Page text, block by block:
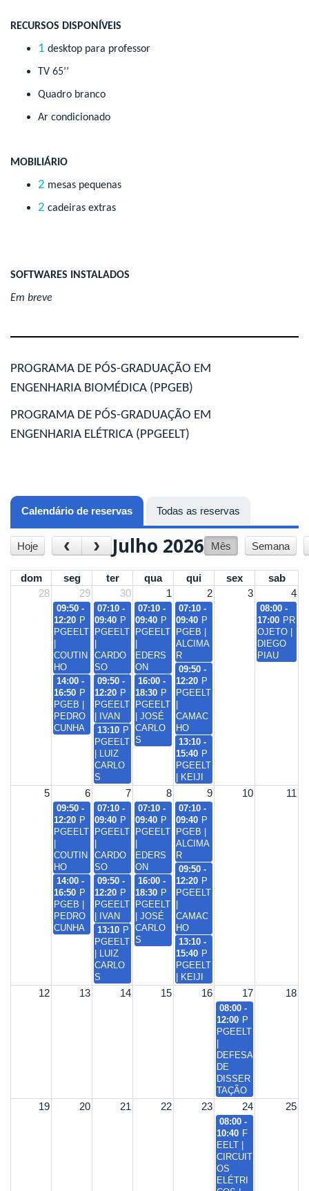
RECURSOS DISPONÍVEIS
1 desktop para professor
TV 65’’
Quadro branco
Ar condicionado
MOBILIÁRIO
2 mesas pequenas
2 cadeiras extras
SOFTWARES INSTALADOS
Em breve
PROGRAMA DE PÓS-GRADUAÇÃO EM
ENGENHARIA BIOMÉDICA (PPGEB)
PROGRAMA DE PÓS-GRADUAÇÃO EM
ENGENHARIA ELÉTRICA (PPGEELT)
Calendário de reservas (aba ativa)
Todas as reservas
Hoje ‹ › Julho 2026 Mês Semana
09:50 -
12:20 P
PGEELT
COUTIN
HO
09:50 -
12:20 P
PGEELT
COUTIN
HO
14:00 -
16:50 P
PGEB |
PEDRO
CUNHA
14:00 -
16:50 P
PGEB |
PEDRO
CUNHA
07:10 -
09:40 P
PGEELT
CARDO
SO
07:10 -
09:40 P
PGEELT
CARDO
SO
09:50 -
12:20 P
PGEELT
| IVAN
09:50 -
12:20 P
PGEELT
| IVAN
13:10 P
PGEELT
| LUIZ
CARLO
S
13:10 P
PGEELT
| LUIZ
CARLO
S
07:10 -
09:40 P
PGEELT
EDERS
ON
07:10 -
09:40 P
PGEELT
EDERS
ON
16:00 -
18:30 P
PGEELT
| JOSÉ
CARLO
S
16:00 -
18:30 P
PGEELT
| JOSÉ
CARLO
S
07:10 -
09:40 P
PGEB |
ALCIMA
R
07:10 -
09:40 P
PGEB |
ALCIMA
R
09:50 -
12:20 P
PGEELT
CAMAC
HO
09:50 -
12:20 P
PGEELT
CAMAC
HO
13:10 -
15:40 P
PGEELT
| KEIJI
13:10 -
15:40 P
PGEELT
| KEIJI
08:00 -
17:00 PR
OJETO |
DIEGO
PIAU
08:00 -
12:00 P
PGEELT
DEFESA
DE
DISSER
TAÇÃO
08:00 -
10:40 F
EELT |
CIRCUIT
OS
ELÉTRI
dom seg ter qua qui sex
sab
28
29 30 1 2 3 4
5 6 7 8 9 10 11
12 13 14 15 16 17 18
19 20 21 22 23 24 25